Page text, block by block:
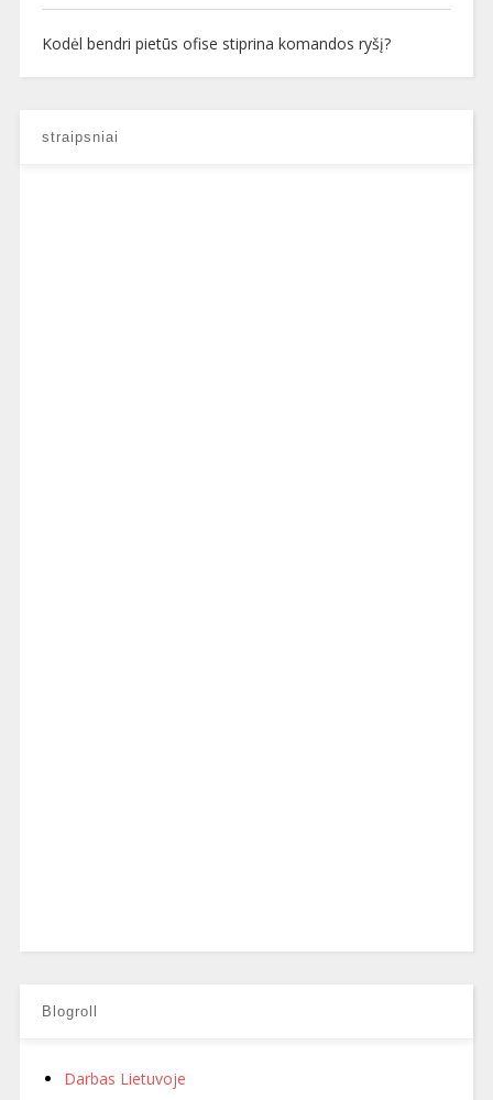
Kodėl bendri pietūs ofise stiprina komandos ryšį?
straipsniai
Blogroll
Darbas Lietuvoje